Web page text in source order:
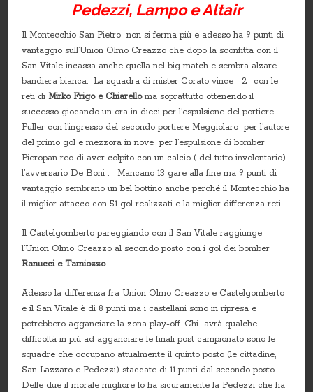
Pedezzi, Lampo e Altair
Il Montecchio San Pietro non si ferma più e adesso ha 9 punti di
vantaggio sull’Union Olmo Creazzo che dopo la sconfitta con il
San Vitale incassa anche quella nel big match e sembra alzare
bandiera bianca. La squadra di mister Corato vince 2- con le
reti diMirko Frigo e Chiarelloma soprattutto ottenendo il
successo giocando un ora in dieci per l’espulsione del portiere
Puller con l’ingresso del secondo portiere Meggiolaro per l’autore
del primo gol e mezzora in nove per l’espulsione di bomber
Pieropan reo di aver colpito con un calcio ( del tutto involontario)
l’avversario De Boni . Mancano 13 gare alla fine ma 9 punti di
vantaggio sembrano un bel bottino anche perché il Montecchio ha
il miglior attacco con 51 gol realizzati e la miglior differenza reti.
Il Castelgomberto pareggiando con il San Vitale raggiunge
l’Union Olmo Creazzo al secondo posto con i gol dei bomber
Ranucci e Tamiozzo.
Adesso la differenza fra Union Olmo Creazzo e Castelgomberto
e il San Vitale è di 8 punti ma i castellani sono in ripresa e
potrebbero agganciare la zona play-off. Chi avrà qualche
difficoltà in più ad agganciare le finali post campionato sono le
squadre che occupano attualmente il quinto posto (le cittadine,
San Lazzaro e Pedezzi) staccate di 11 punti dal secondo posto.
Delle due il morale migliore lo ha sicuramente la Pedezzi che ha